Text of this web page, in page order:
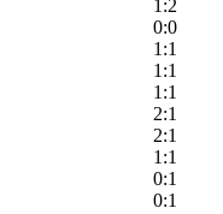
1:2
0:0
1:1
1:1
1:1
2:1
2:1
1:1
0:1
0:1